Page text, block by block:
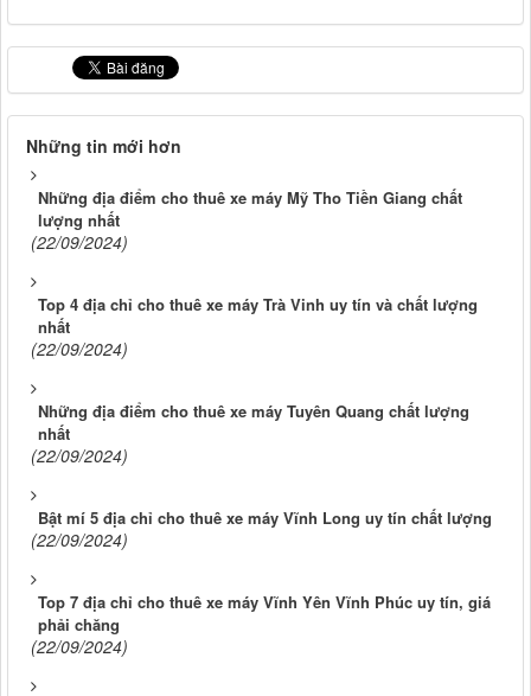
Những tin mới hơn
Những địa điểm cho thuê xe máy Mỹ Tho Tiền Giang chất
lượng nhất
(22/09/2024)
Top 4 địa chỉ cho thuê xe máy Trà Vinh uy tín và chất lượng
nhất
(22/09/2024)
Những địa điểm cho thuê xe máy Tuyên Quang chất lượng
nhất
(22/09/2024)
Bật mí 5 địa chỉ cho thuê xe máy Vĩnh Long uy tín chất lượng
(22/09/2024)
Top 7 địa chỉ cho thuê xe máy Vĩnh Yên Vĩnh Phúc uy tín, giá
phải chăng
(22/09/2024)